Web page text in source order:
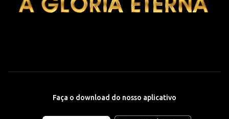
Faça o download do nosso aplicativo